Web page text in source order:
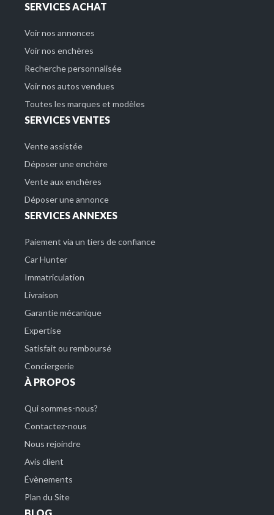
SERVICES ACHAT
Voir nos annonces
Voir nos enchères
Recherche personnalisée
Voir nos autos vendues
Toutes les marques et modèles
SERVICES VENTES
Vente assistée
Déposer une enchère
Vente aux enchères
Déposer une annonce
SERVICES ANNEXES
Paiement via un tiers de confiance
Car Hunter
Immatriculation
Livraison
Garantie mécanique
Expertise
Satisfait ou remboursé
Conciergerie
À PROPOS
Qui sommes-nous?
Contactez-nous
Nous rejoindre
Avis client
Évènements
Plan du Site